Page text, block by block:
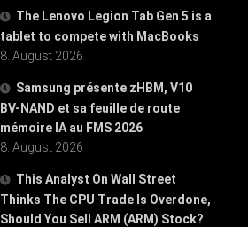
The Lenovo Legion Tab Gen 5 is a
tablet to compete with MacBooks
8. August 2026
Samsung présente zHBM, V10
BV-NAND et sa feuille de route
mémoire IA au FMS 2026
8. August 2026
This Analyst On Wall Street
Thinks The CPU Trade Is Overdone,
Should You Sell ARM (ARM) Stock?